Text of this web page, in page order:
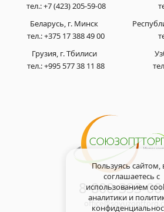
тел.:+7 (423) 205-59-08
Беларусь, г. Минск
тел.:+375 17 388 49 00
Грузия, г. Тбилиси
тел.:+995 577 38 11 88
8-800-333-
Пользуясь сайтом,
соглашаетесь с
использованием
аналитики и